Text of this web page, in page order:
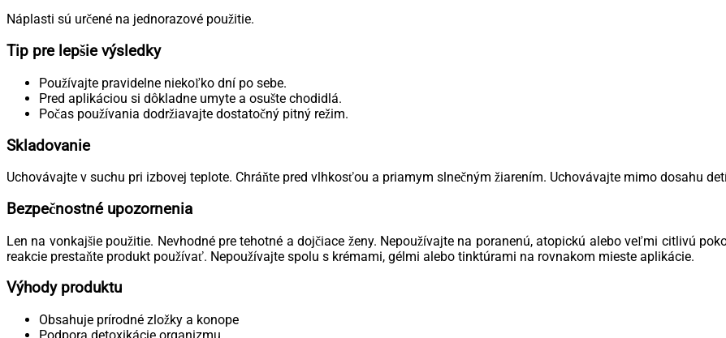
Náplasti sú určené na jednorazové použitie.
Tip pre lepšie výsledky
Používajte pravidelne niekoľko dní po sebe.
Pred aplikáciou si dôkladne umyte a osušte chodidlá.
Počas používania dodržiavajte dostatočný pitný režim.
Skladovanie
Uchovávajte v suchu pri izbovej teplote. Chráňte pred vlhkosťou a priamym slnečným žiarením. Uchovávajte mimo dosahu
Bezpečnostné upozornenia
Len na vonkajšie použitie. Nevhodné pre tehotné a dojčiace ženy. Nepoužívajte na poranenú, atopickú alebo veľmi citlivú
reakcie prestaňte produkt používať. Nepoužívajte spolu s krémami, gélmi alebo tinktúrami na rovnakom mieste aplikácie.
Výhody produktu
Obsahuje prírodné zložky a konope